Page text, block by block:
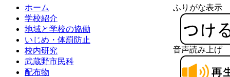
ふりがな表示
音声読み上げ
ホーム
学校紹介
地域と学校の協働
いじめ・体罰防止
校内研究
武蔵野市民科
配布物